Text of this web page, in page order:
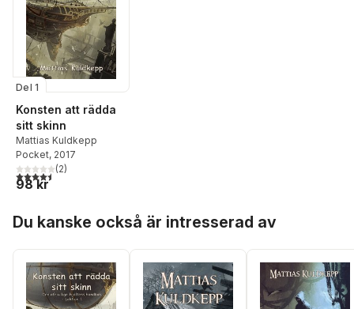
Del 1
Konsten att rädda
sitt skinn
Mattias Kuldkepp
Pocket, 2017
4,5utav 5 stjärnor. Totalt antal röster:
(2)
98 kr
Du kanske också är intresserad av